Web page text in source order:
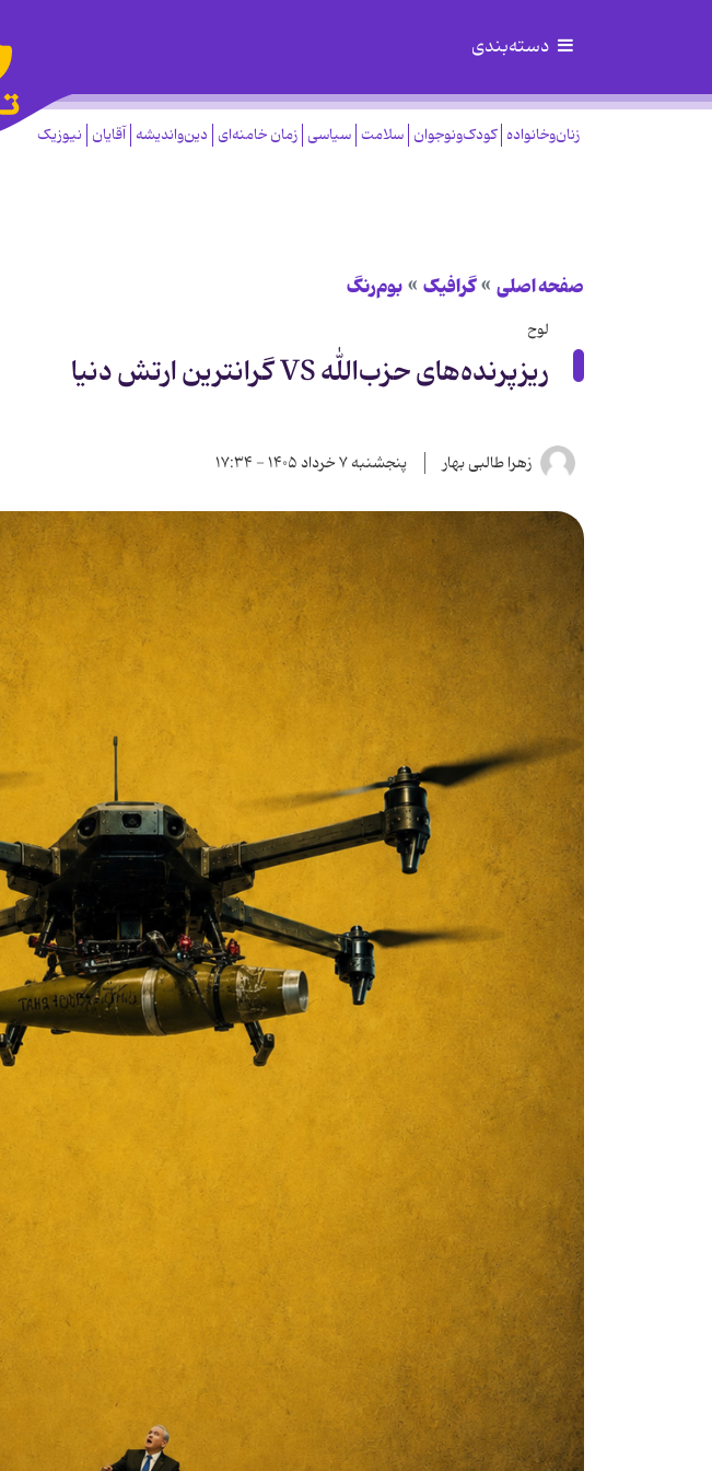
دسته‌بندی
زنان‌وخانواده کودک‌ونوجوان سلامت سیاسی زمان خامنه‌ای دین‌واندیشه آقایان نیوزیک
صفحه اصلی گرافیک بوم‌رنگ
لوح
ریزپرنده‌های حزب‌الله VS گرانترین ارتش دنیا
زهرا طالبی بهار پنجشنبه ۷ خرداد ۱۴۰۵ - ۱۷:۳۴